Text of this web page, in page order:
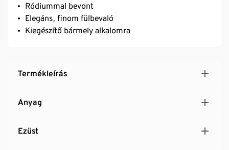
Ródiummal bevont
Elegáns, finom fülbevaló
Kiegészítő bármely alkalomra
Termékleírás
Anyag
Ezüst